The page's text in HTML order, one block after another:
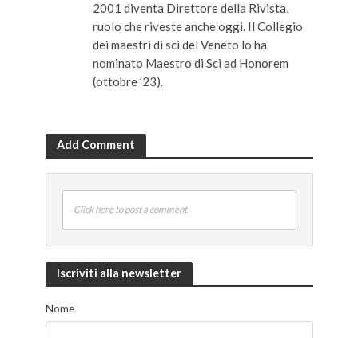
2001 diventa Direttore della Rivista,
ruolo che riveste anche oggi. Il Collegio
dei maestri di sci del Veneto lo ha
nominato Maestro di Sci ad Honorem
(ottobre ’23).
Add Comment
Click here to post a comment
Iscriviti alla newsletter
Nome